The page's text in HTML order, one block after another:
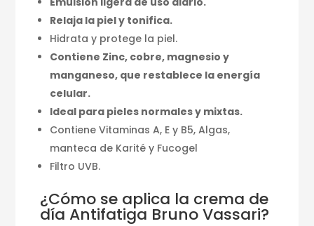
Relaja la piel y tonifica.
Hidrata y protege la piel.
Contiene Zinc, cobre, magnesio y
manganeso, que restablece la energía
celular.
Ideal para pieles normales y mixtas.
Contiene Vitaminas A, E y B5, Algas,
manteca de Karité y Fucogel
Filtro UVB.
¿Cómo se aplica la crema de
día Antifatiga Bruno Vassari?